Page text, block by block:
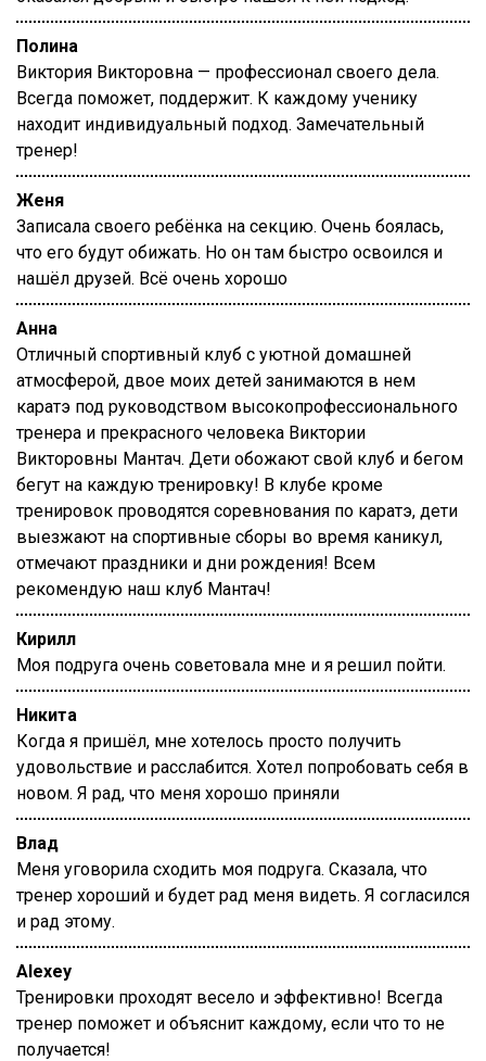
Полина
Виктория Викторовна — профессионал своего дела.
Всегда поможет, поддержит. К каждому ученику
находит индивидуальный подход. Замечательный
тренер!
Женя
Записала своего ребёнка на секцию. Очень боялась,
что его будут обижать. Но он там быстро освоился и
нашёл друзей. Всё очень хорошо
Анна
Отличный спортивный клуб с уютной домашней
атмосферой, двое моих детей занимаются в нем
каратэ под руководством высокопрофессионального
тренера и прекрасного человека Виктории
Викторовны Мантач. Дети обожают свой клуб и бегом
бегут на каждую тренировку! В клубе кроме
тренировок проводятся соревнования по каратэ, дети
выезжают на спортивные сборы во время каникул,
отмечают праздники и дни рождения! Всем
рекомендую наш клуб Мантач!
Кирилл
Моя подруга очень советовала мне и я решил пойти.
Никита
Когда я пришёл, мне хотелось просто получить
удовольствие и расслабится. Хотел попробовать себя в
новом. Я рад, что меня хорошо приняли
Влад
Меня уговорила сходить моя подруга. Сказала, что
тренер хороший и будет рад меня видеть. Я согласился
и рад этому.
Alexey
Тренировки проходят весело и эффективно! Всегда
тренер поможет и объяснит каждому, если что то не
получается!